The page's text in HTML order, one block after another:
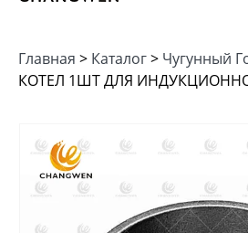
Главная > Каталог> Чугунный
КОТЕЛ 1ШТ ДЛЯ